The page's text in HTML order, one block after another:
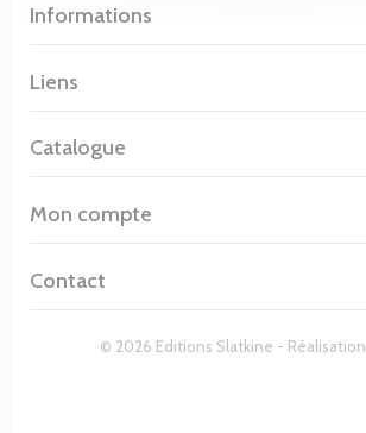
Informations
© 2026 Editions Slatkine - Réalisation
Liens
Catalogue
Mon compte
Contact